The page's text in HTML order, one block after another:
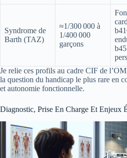
Syndrome de
Barth (TAZ)
≈1/300 000 à
1/400 000
garçons
Je relie ces profils au cadre CIF de
la question du handicap le plus rare en
et autonomie fonctionnelle.
Diagnostic, Prise En Charge Et Enjeux